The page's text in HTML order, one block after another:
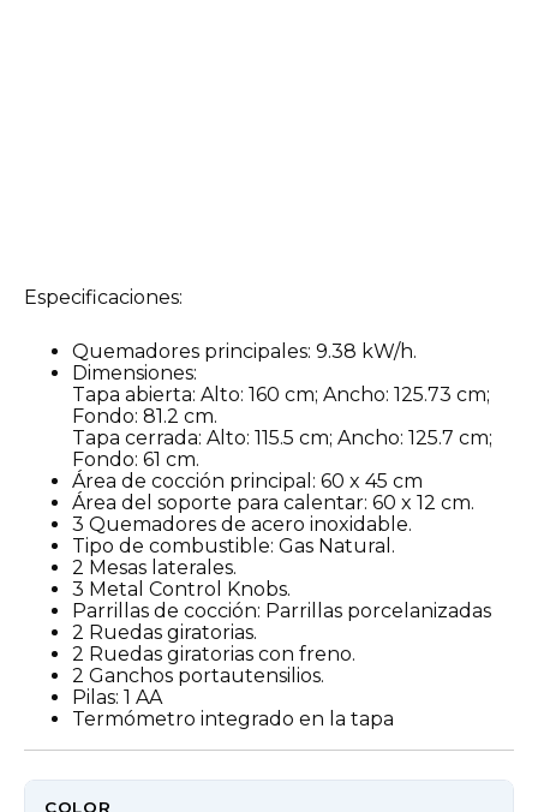
Especificaciones:
Quemadores principales: 9.38 kW/h.
Dimensiones:
Tapa abierta: Alto: 160 cm; Ancho: 125.73 cm;
Fondo: 81.2 cm.
Tapa cerrada: Alto: 115.5 cm; Ancho: 125.7 cm;
Fondo: 61 cm.
Área de cocción principal: 60 x 45 cm
Área del soporte para calentar: 60 x 12 cm.
3 Quemadores de acero inoxidable.
Tipo de combustible: Gas Natural.
2 Mesas laterales.
3 Metal Control Knobs.
Parrillas de cocción: Parrillas porcelanizadas
2 Ruedas giratorias.
2 Ruedas giratorias con freno.
2 Ganchos portautensilios.
Pilas: 1 AA
Termómetro integrado en la tapa
COLOR